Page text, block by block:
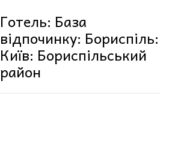
Готель: База
відпочинку: Бориспіль:
Київ: Бориспільський
район